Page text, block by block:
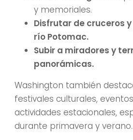
y memoriales.
Disfrutar de cruceros
río Potomac.
Subir a miradores y
panorámicas.
Washington también
festivales culturales,
actividades estacionales,
durante primavera y verano.